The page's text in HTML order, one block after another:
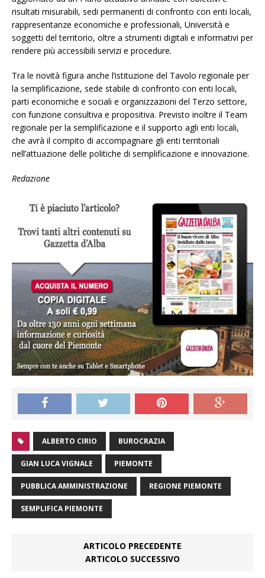
risultati misurabili, sedi permanenti di confronto con enti locali,
rappresentanze economiche e professionali, Università e
soggetti del territorio, oltre a strumenti digitali e informativi per
rendere più accessibili servizi e procedure.
Tra le novità figura anche l’istituzione del Tavolo regionale per
la semplificazione, sede stabile di confronto con enti locali,
parti economiche e sociali e organizzazioni del Terzo settore,
con funzione consultiva e propositiva. Previsto inoltre il Team
regionale per la semplificazione e il supporto agli enti locali,
che avrà il compito di accompagnare gli enti territoriali
nell’attuazione delle politiche di semplificazione e innovazione.
Redazione
ALBERTO CIRIO BUROCRAZIA
GIAN LUCA VIGNALE PIEMONTE
PUBBLICA AMMINISTRAZIONE REGIONE PIEMONTE
SEMPLIFICA PIEMONTE
ARTICOLO PRECEDENTE
ARTICOLO SUCCESSIVO